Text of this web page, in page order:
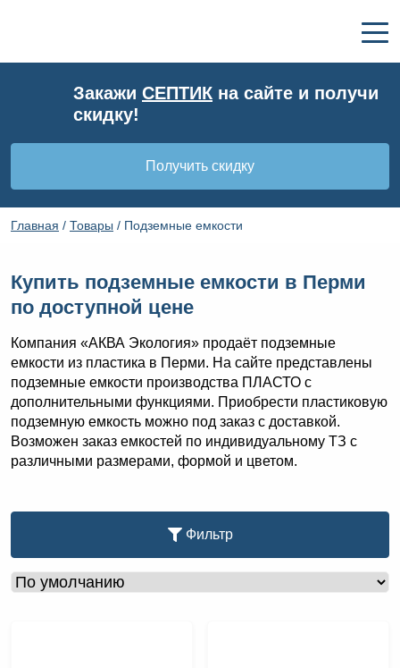
Закажи СЕПТИК на сайте и получи
скидку!
Получить скидку
Главная / Товары / Подземные емкости
Купить подземные емкости в Перми
по доступной цене
Компания «АКВА Экология» продаёт подземные
емкости из пластика в Перми. На сайте представлены
подземные емкости производства ПЛАСТО с
дополнительными функциями. Приобрести пластиковую
подземную емкость можно под заказ с доставкой.
Возможен заказ емкостей по индивидуальному ТЗ с
различными размерами, формой и цветом.
Фильтр